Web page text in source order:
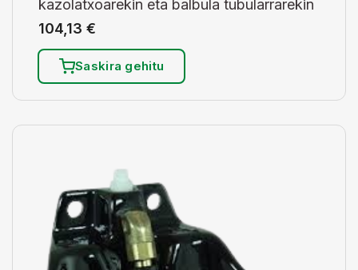
kazolatxoarekin eta balbula tubularrarekin
104,13 €
Saskira gehitu